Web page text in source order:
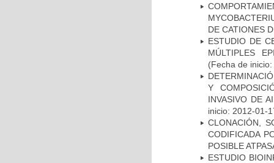
DE CATIONES
ESTUDIO DE
MÚLTIPLES
(Fecha de
Y
INVASIVO DE
inicio: 2012-01-
CLONACIÓN,
CODIFICADA
POSIBLE
ESTUDIO